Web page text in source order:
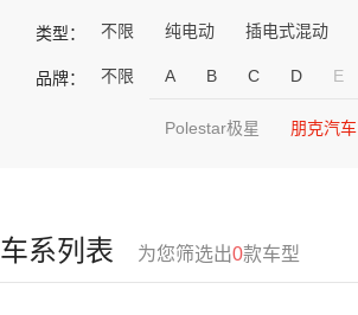
类型： 不限 纯电动 插电式混动
品牌： 不限 A B C D E
Polestar极星 朋克汽车
车系列表 为您筛选出0款车型